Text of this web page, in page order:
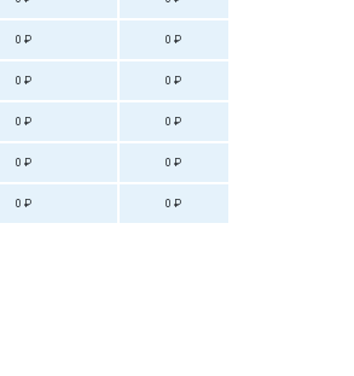
0 ₽ 0 ₽
0 ₽ 0 ₽
0 ₽ 0 ₽
0 ₽ 0 ₽
0 ₽ 0 ₽